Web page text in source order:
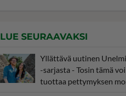
LUE SEURAAVAKSI
Yllättävä uutinen
-sarjasta - Tosin tämä voi
tuottaa pettymyksen